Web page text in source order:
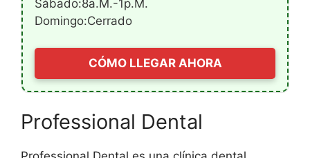
Sábado:8a.m.-1p.m.
Domingo:Cerrado
CÓMO LLEGAR AHORA
Professional Dental